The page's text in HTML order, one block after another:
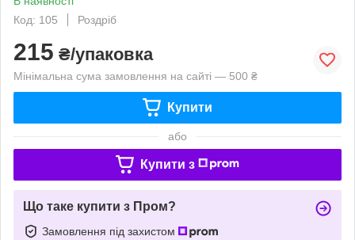
Код: 105
Роздріб
215 ₴/упаковка
Мінімальна сума замовлення на сайті — 500 ₴
Купити
або
Купити з
Що таке купити з Пром?
Замовлення під захистом